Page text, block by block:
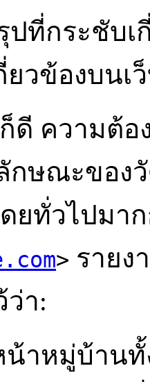
ปที่กระชับ
ยวข้องบนเ
ก็ดี ความต้
กษณะของ
ยทั่วไปมา
> รายง
า:
าหมู่บ้านทั้